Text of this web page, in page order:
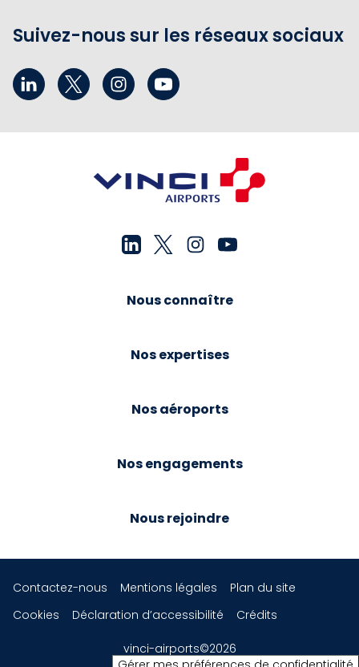
Suivez-nous sur les réseaux sociaux
Nous connaître
Nos expertises
Nos aéroports
Nos engagements
Nous rejoindre
Contactez-nous Mentions légales
Plan du site
Cookies
Déclaration d’accessibilité Crédits
vinci-airports©2026